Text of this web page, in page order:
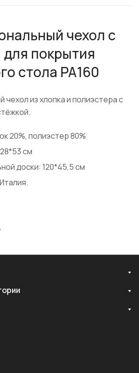
чехол с
покрытия
стола РА160
из хлопка и полиэстера с
20%, полиэстер 80%
см
доски: 120*45,5 см